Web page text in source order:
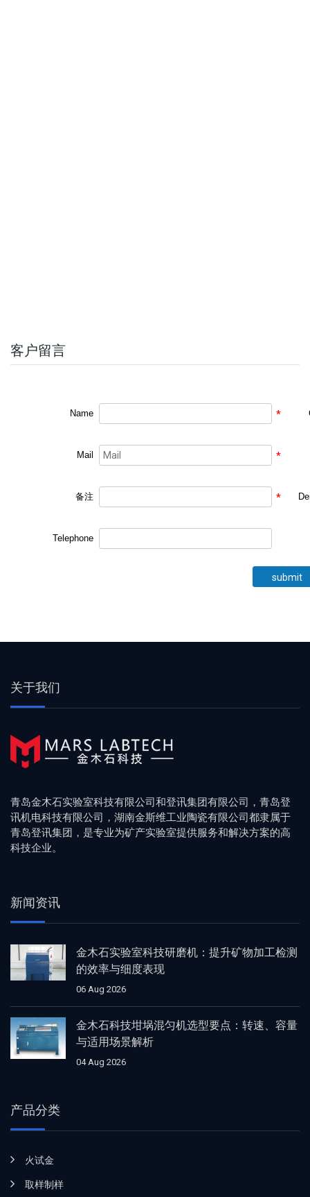
客户留言
Name *
Mail *
备注 *
Telephone
submit
关于我们
青岛金木石实验室科技有限公司和登讯集团有限公司，青岛登
讯机电科技有限公司，湖南金斯维工业陶瓷有限公司都隶属于
青岛登讯集团，是专业为矿产实验室提供服务和解决方案的高
科技企业。
新闻资讯
金木石实验室科技研磨机：提升矿物加工检测
的效率与细度表现
06 Aug 2026
金木石科技坩埚混匀机选型要点：转速、容量
与适用场景解析
04 Aug 2026
产品分类
火试金
取样制样